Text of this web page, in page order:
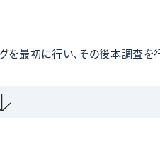
最初に行い、その後本調査を